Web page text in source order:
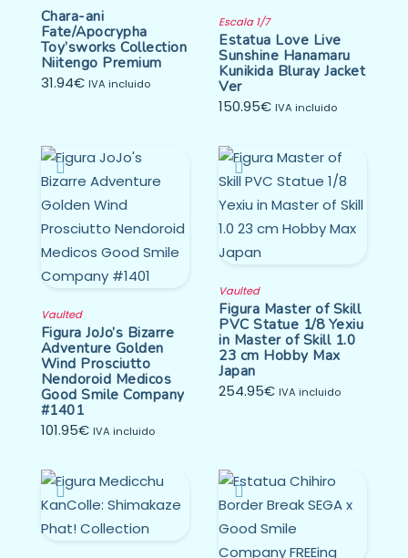
Chara-ani
Fate/Apocrypha
Toy’sworks Collection
Niitengo Premium
31.94€ IVA incluido
Escala 1/7
Estatua Love Live
Sunshine Hanamaru
Kunikida Bluray Jacket
Ver
150.95€ IVA incluido
Vaulted
Figura JoJo’s Bizarre
Adventure Golden
Wind Prosciutto
Nendoroid Medicos
Good Smile Company
#1401
101.95€ IVA incluido
Vaulted
Figura Master of Skill
PVC Statue 1/8 Yexiu
in Master of Skill 1.0
23 cm Hobby Max
Japan
254.95€ IVA incluido